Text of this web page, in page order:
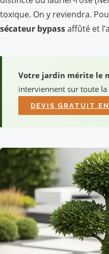
toxique. On y reviendra.
sécateur bypassaffûté et
Votre jardin mérite le
interviennent sur toute la
DEVIS GRATUIT